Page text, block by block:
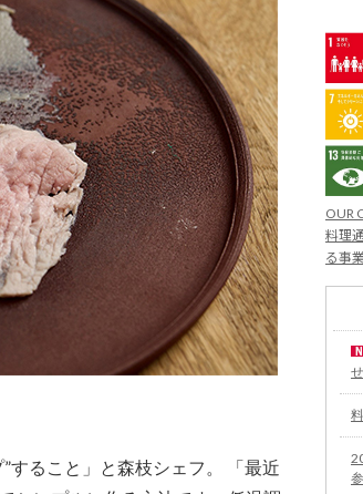
すること」と森枝シェフ。 「最近
OUR
料理
る事
せ